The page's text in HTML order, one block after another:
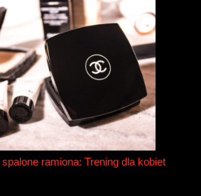
ramiona: Trening dla kobiet